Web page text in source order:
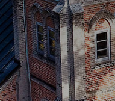
주요사업
시설현황
오시는 길